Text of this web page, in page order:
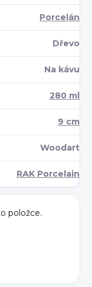
Porcelán
Dřevo
Na kávu
280 ml
9 cm
Woodart
RAK Porcelain
položce.